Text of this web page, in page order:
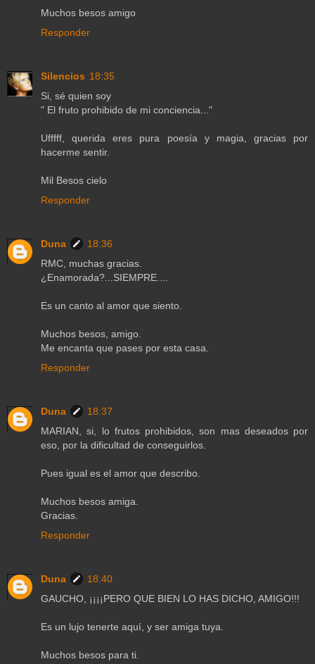
Muchos besos amigo
Responder
Silencios 18:35
Si, sé quien soy
" El fruto prohibido de mi conciencia..."
Ufffff, querida eres pura poesía y magia, gracias por
hacerme sentir.
Mil Besos cielo
Responder
Duna
18:36
RMC, muchas gracias.
¿Enamorada?...SIEMPRE....
Es un canto al amor que siento.
Muchos besos, amigo.
Me encanta que pases por esta casa.
Responder
Duna
18:37
MARIAN, si, lo frutos prohibidos, son mas deseados por
eso, por la dificultad de conseguirlos.
Pues igual es el amor que describo.
Muchos besos amiga.
Gracias.
Responder
Duna
18:40
GAUCHO, ¡¡¡¡PERO QUE BIEN LO HAS DICHO, AMIGO!!!
Es un lujo tenerte aquí, y ser amiga tuya.
Muchos besos para ti.